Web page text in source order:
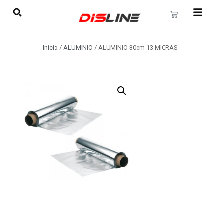
Inicio / ALUMINIO / ALUMINIO 30cm 13 MICRAS